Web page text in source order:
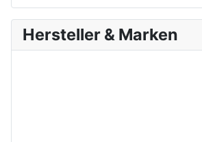
Hersteller & Marken